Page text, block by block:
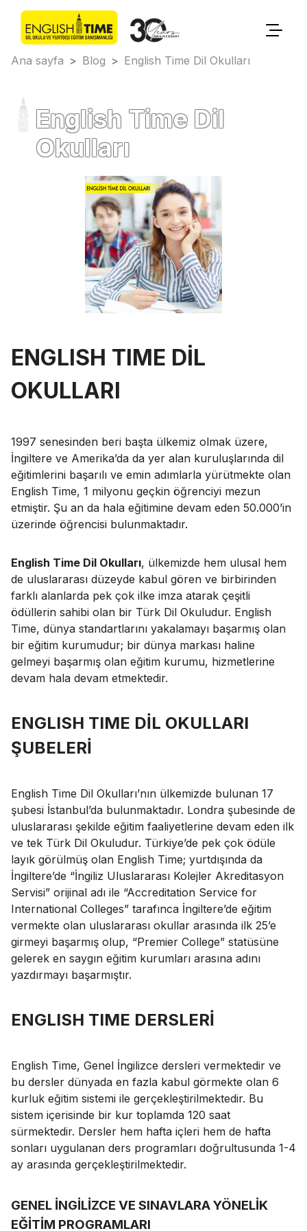
Ana sayfa > Blog > English Time Dil Okulları
English Time Dil
Okulları
ENGLISH TIME DİL
OKULLARI
1997 senesinden beri başta ülkemiz olmak üzere,
İngiltere ve Amerika’da da yer alan kuruluşlarında dil
eğitimlerini başarılı ve emin adımlarla yürütmekte olan
English Time, 1 milyonu geçkin öğrenciyi mezun
etmiştir. Şu an da hala eğitimine devam eden 50.000’in
üzerinde öğrencisi bulunmaktadır.
English Time Dil Okulları, ülkemizde hem ulusal hem
de uluslararası düzeyde kabul gören ve birbirinden
farklı alanlarda pek çok ilke imza atarak çeşitli
ödüllerin sahibi olan bir Türk Dil Okuludur. English
Time, dünya standartlarını yakalamayı başarmış olan
bir eğitim kurumudur; bir dünya markası haline
gelmeyi başarmış olan eğitim kurumu, hizmetlerine
devam hala devam etmektedir.
ENGLISH TIME DİL OKULLARI
ŞUBELERİ
English Time Dil Okulları’nın ülkemizde bulunan 17
şubesi İstanbul’da bulunmaktadır. Londra şubesinde de
uluslararası şekilde eğitim faaliyetlerine devam eden ilk
ve tek Türk Dil Okuludur. Türkiye’de pek çok ödüle
layık görülmüş olan English Time; yurtdışında da
İngiltere’de “İngiliz Uluslararası Kolejler Akreditasyon
Servisi” orijinal adı ile “Accreditation Service for
International Colleges” tarafınca İngiltere’de eğitim
vermekte olan uluslararası okullar arasında ilk 25’e
girmeyi başarmış olup, “Premier College” statüsüne
gelerek en saygın eğitim kurumları arasına adını
yazdırmayı başarmıştır.
ENGLISH TIME DERSLERİ
English Time, Genel İngilizce dersleri vermektedir ve
bu dersler dünyada en fazla kabul görmekte olan 6
kurluk eğitim sistemi ile gerçekleştirilmektedir. Bu
sistem içerisinde bir kur toplamda 120 saat
sürmektedir. Dersler hem hafta içleri hem de hafta
sonları uygulanan ders programları doğrultusunda 1-4
ay arasında gerçekleştirilmektedir.
GENEL İNGİLİZCE VE SINAVLARA YÖNELİK
EĞİTİM PROGRAMLARI